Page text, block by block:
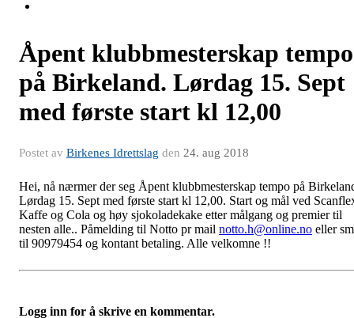
Åpent klubbmesterskap tempo
på Birkeland. Lørdag 15. Sept
med første start kl 12,00
Postet av Birkenes Idrettslag den 24. aug 2018
Hei, nå nærmer der seg Åpent klubbmesterskap tempo på
Lørdag 15. Sept med første start kl 12,00. Start og mål ved
Kaffe og Cola og høy sjokoladekake etter målgang og premier til
nesten alle.. Påmelding til Notto pr mail notto.h@online.no eller
til 90979454 og kontant betaling. Alle velkomne !!
Logg inn for å skrive en kommentar.